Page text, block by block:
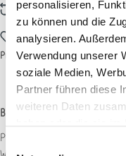
personalisieren,
zu können und die
analysieren.
Verwendung unserer
soziale Medien,
Partner führen diese
weiteren Daten
Zum Vergleich hinzufügen
Zum Merkzettel
Produktnummer:MD383380
Beschreibung
Politur für Schutz und